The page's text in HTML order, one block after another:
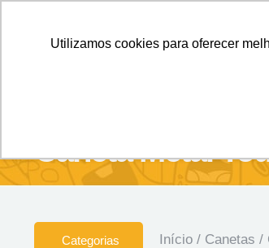
Utilizamos cookies para oferecer
Caneta Metal
Categorias Início/ Canetas /